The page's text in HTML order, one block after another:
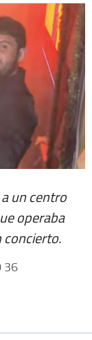
un centro
operaba
concierto.
36